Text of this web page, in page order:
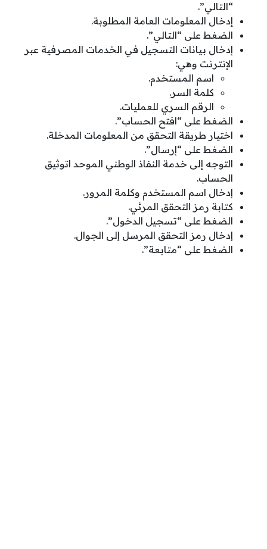
“التالي”.
إدخال المعلومات العامة المطلوبة.
الضغط على “التالي”.
إدخال بيانات التسجيل في الخدمات المصرفية عبر
الإنترنت وهي:
اسم المستخدم.
كلمة السر.
الرقم السري للعمليات.
الضغط على “افتح الحساب”.
اختيار طريقة التحقق من المعلومات المدخلة.
الضغط على “إرسال”.
التوجه إلى خدمة النفاذ الوطني الموحد اتوثيق
الحساب.
إدخال اسم المستخدم وكلمة المرور.
كتابة رمز التحقق المرئي.
الضغط على “تسجيل الدخول”.
إدخال رمز التحقق المرسل إلى الجوال.
الضغط على “متابعة”.